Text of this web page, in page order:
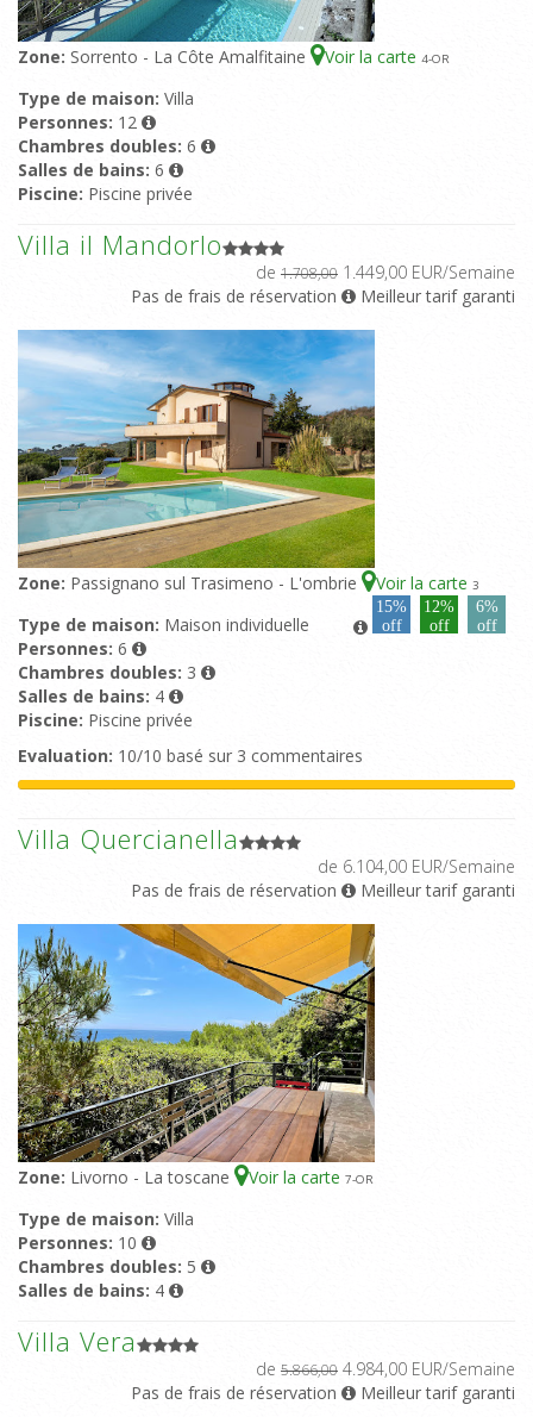
Zone: Sorrento - La Côte Amalfitaine Voir la carte 4-OR
Type de maison: Villa
Personnes: 12
Chambres doubles: 6
Salles de bains: 6
Piscine: Piscine privée
Villa il Mandorlo
de 1.708,00 1.449,00 EUR/Semaine
Pas de frais de réservation
Meilleur tarif garanti
Zone: Passignano sul Trasimeno - L'ombrie Voir la carte 3
15%
off
12%
off
6%
off
Type de maison: Maison individuelle
Personnes: 6
Chambres doubles: 3
Salles de bains: 4
Piscine: Piscine privée
Evaluation: 10/10 basé sur 3 commentaires
Villa Quercianella
de 6.104,00 EUR/Semaine
Pas de frais de réservation
Meilleur tarif garanti
Zone: Livorno - La toscane Voir la carte 7-OR
Type de maison: Villa
Personnes: 10
Chambres doubles: 5
Salles de bains: 4
Villa Vera
de 5.866,00 4.984,00 EUR/Semaine
Pas de frais de réservation
Meilleur tarif garanti